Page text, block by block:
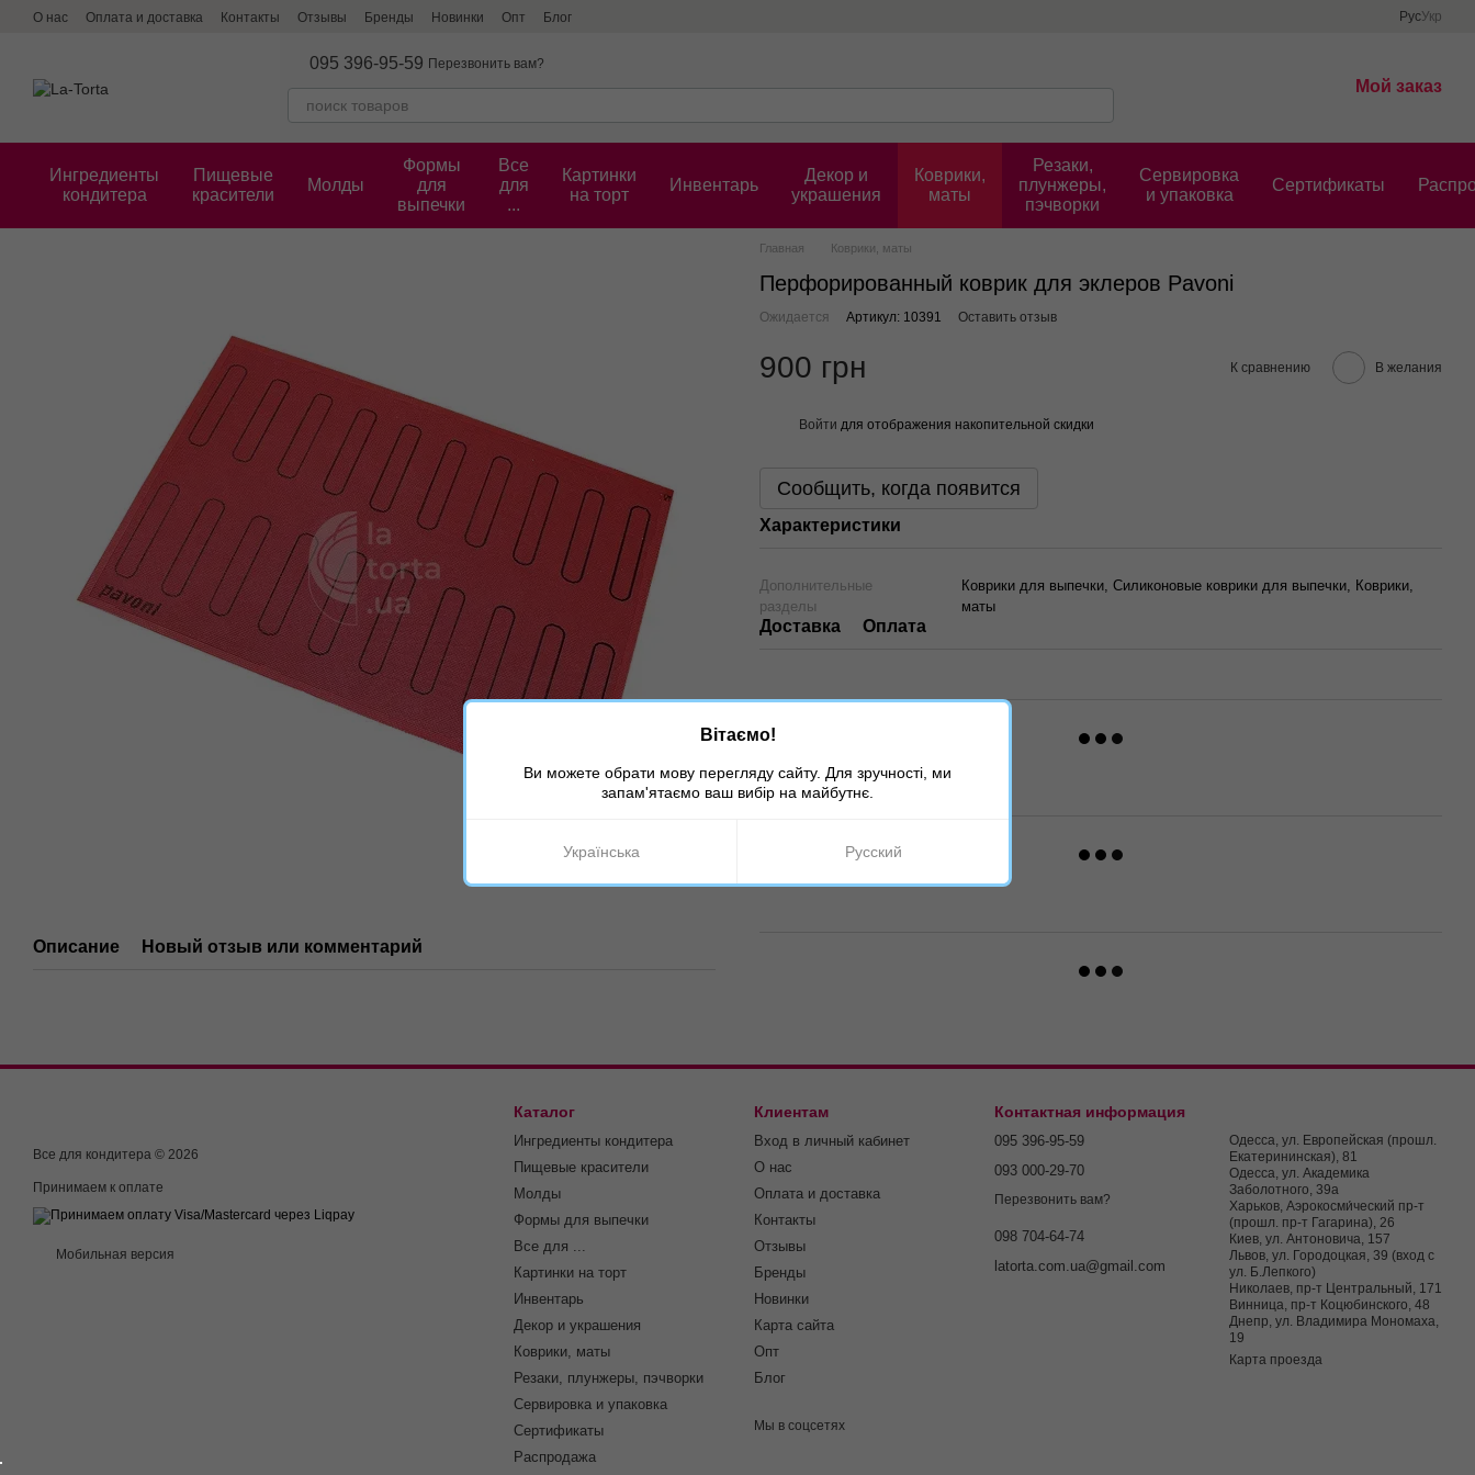
Перейти к основному контенту
О нас Оплата и доставка Контакты Отзывы Бренды Новинки Опт Блог РусУкр
095 396-95-59 Перезвонить вам?
Мой заказ
Ингредиенты
кондитера
Пищевые
красители
Молды
Формы
для
выпечки
Все
для
...
Картинки
на торт
Инвентарь
Декор и
украшения
Коврики,
маты
Резаки,
плунжеры,
пэчворки
Сервировка
и упаковка
Cертификаты
Описание Новый отзыв или комментарий
Главная Коврики, маты
Перфорированный коврик для эклеров Pavoni
Ожидается Артикул: 10391 Оставить отзыв
900 грн К сравнению В желания
Войти для отображения накопительной скидки
Сообщить, когда появится
Характеристики
Дополнительные
разделы
Коврики для выпечки, Cиликоновые коврики для выпечки, Коврики,
маты
Доставка Оплата
Все для кондитера © 2026
Принимаем к оплате
Мобильная версия
Каталог
Ингредиенты кондитера
Пищевые красители
Молды
Формы для выпечки
Все для ...
Картинки на торт
Инвентарь
Декор и украшения
Коврики, маты
Резаки, плунжеры, пэчворки
Сервировка и упаковка
Cертификаты
Распродажа
Клиентам
Вход в личный кабинет
О нас
Оплата и доставка
Контакты
Отзывы
Бренды
Новинки
Карта сайта
Опт
Блог
Мы в соцсетях
Контактная информация
095 396-95-59
093 000-29-70
Перезвонить вам?
098 704-64-74
latorta.com.ua@gmail.com
Одесса, ул. Европейская (прошл.
Екатерининская), 81
Одесса, ул. Академика
Заболотного, 39а
Харьков, Аэрокосми́ческий пр-т
(прошл. пр-т Гагарина), 26
Киев, ул. Антоновича, 157
Львов, ул. Городоцкая, 39 (вход с
ул. Б.Лепкого)
Николаев, пр-т Центральный, 171
Винница, пр-т Коцюбинского, 48
Днепр, ул. Владимира Мономаха,
19
Карта проезда
Вітаємо!
Ви можете обрати мову перегляду сайту. Для зручності, ми
запам'ятаємо ваш вибір на майбутнє.
Українська Русский